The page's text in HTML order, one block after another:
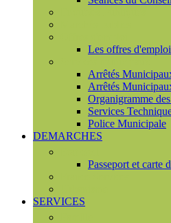
Les offres d'emploi
Arrêtés
Arrêtés
Organigramme
Services
Police Municipale
DEMARCHES
Passeport et carte
SERVICES